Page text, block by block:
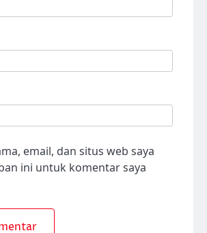
email, dan situs web saya
ini untuk komentar saya